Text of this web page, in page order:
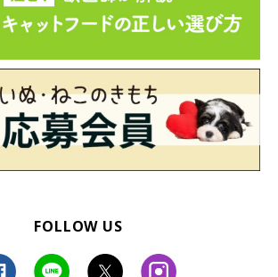
FOLLOW US